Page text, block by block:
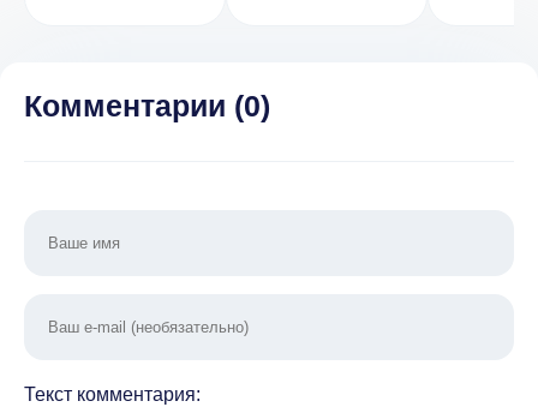
Комментарии (0)
Текст комментария: